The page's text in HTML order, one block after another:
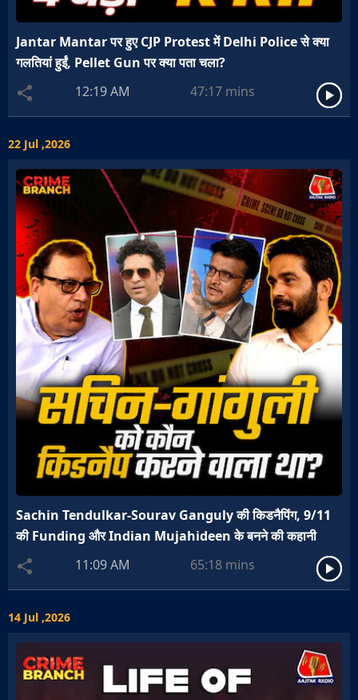
Jantar Mantar पर हुए CJP Protest में Delhi Police से क्या
गलतियां हुईं, Pellet Gun पर क्या पता चला?
12:19 AM
47:17mins
22 Jul ,2026
Sachin Tendulkar-Sourav Ganguly की किडनैपिंग, 9/11
की Funding और Indian Mujahideen के बनने की कहानी
11:09 AM
65:18mins
14 Jul ,2026